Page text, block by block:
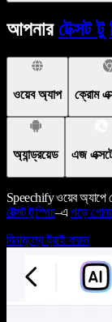
আপনার টেক্সট টু
ওয়েব অ্যাপ ক্রোম
অ্যান্ড্রয়েড এজ
Speechify ওয়েব
টেক্সট টু স্পিচ–এপড়ে
বিনামূল্যে ট্রাই করুন